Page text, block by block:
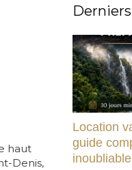
haut
Denis,
Location
guide
inoubliable